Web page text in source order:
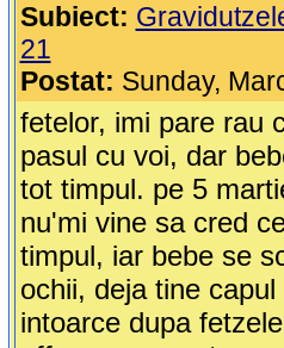
Subiect:
21
Postat: Sunday,
fetelor, imi pare rau
pasul cu voi, dar
tot timpul. pe 5
nu'mi vine sa cred
timpul, iar bebe se
ochii, deja tine
intoarce dupa